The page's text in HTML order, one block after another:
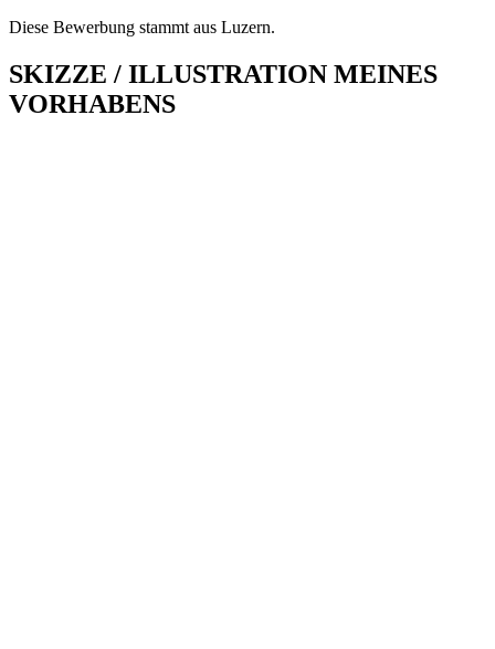
Diese Bewerbung stammt aus Luzern.
SKIZZE / ILLUSTRATION MEINES
VORHABENS